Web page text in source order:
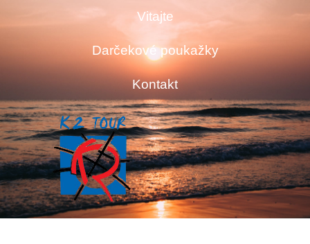
Vitajte
Darčekové poukažky
Kontakt